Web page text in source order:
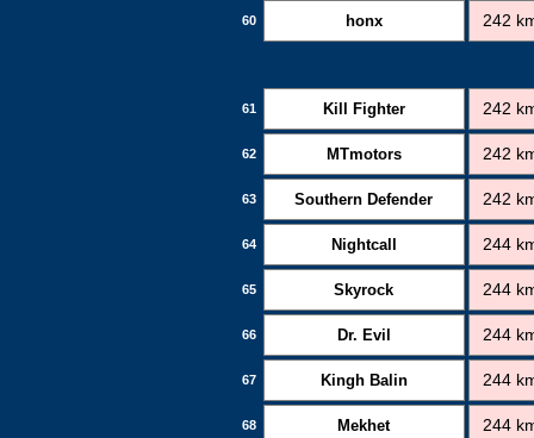
60 honx 242
61 Kill Fighter 242
62 MTmotors 242
63 Southern Defender 242
64 Nightcall 244
65 Skyrock 244
66 Dr. Evil 244
67 Kingh Balin 244
68 Mekhet 244